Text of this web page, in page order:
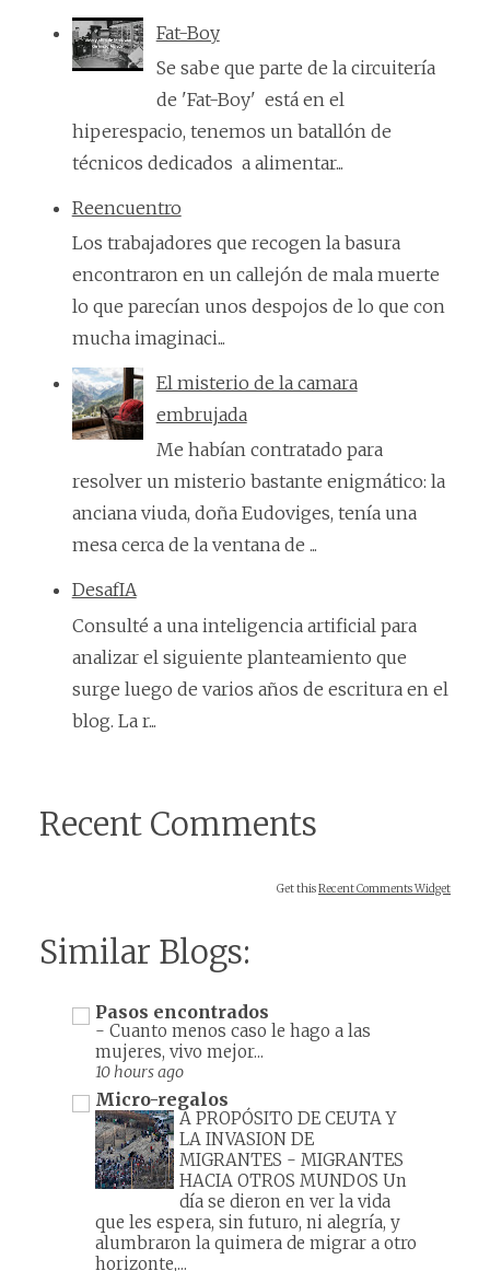
Fat-Boy
Se sabe que parte de la circuitería
de 'Fat-Boy' está en el
hiperespacio, tenemos un batallón de
técnicos dedicados a alimentar...
Reencuentro
Los trabajadores que recogen la basura
encontraron en un callejón de mala muerte
lo que parecían unos despojos de lo que con
mucha imaginaci...
El misterio de la camara
embrujada
Me habían contratado para
resolver un misterio bastante enigmático: la
anciana viuda, doña Eudoviges, tenía una
mesa cerca de la ventana de ...
DesafIA
Consulté a una inteligencia artificial para
analizar el siguiente planteamiento que
surge luego de varios años de escritura en el
blog. La r...
Recent Comments
Get thisRecent Comments Widget
Similar Blogs:
Pasos encontrados
- Cuanto menos caso le hago a las
mujeres, vivo mejor...
10 hours ago
Micro-regalos
A PROPÓSITO DE CEUTA Y
LA INVASION DE
MIGRANTES - MIGRANTES
HACIA OTROS MUNDOS Un
día se dieron en ver la vida
que les espera, sin futuro, ni alegría, y
alumbraron la quimera de migrar a otro
horizonte,...